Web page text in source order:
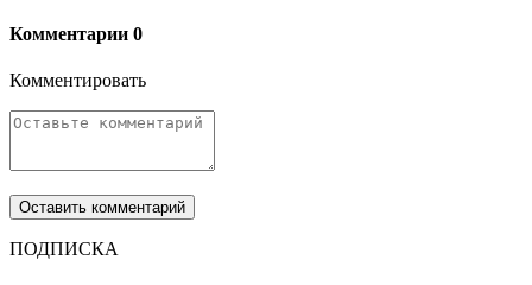
Комментарии 0
Комментировать
ПОДПИСКА